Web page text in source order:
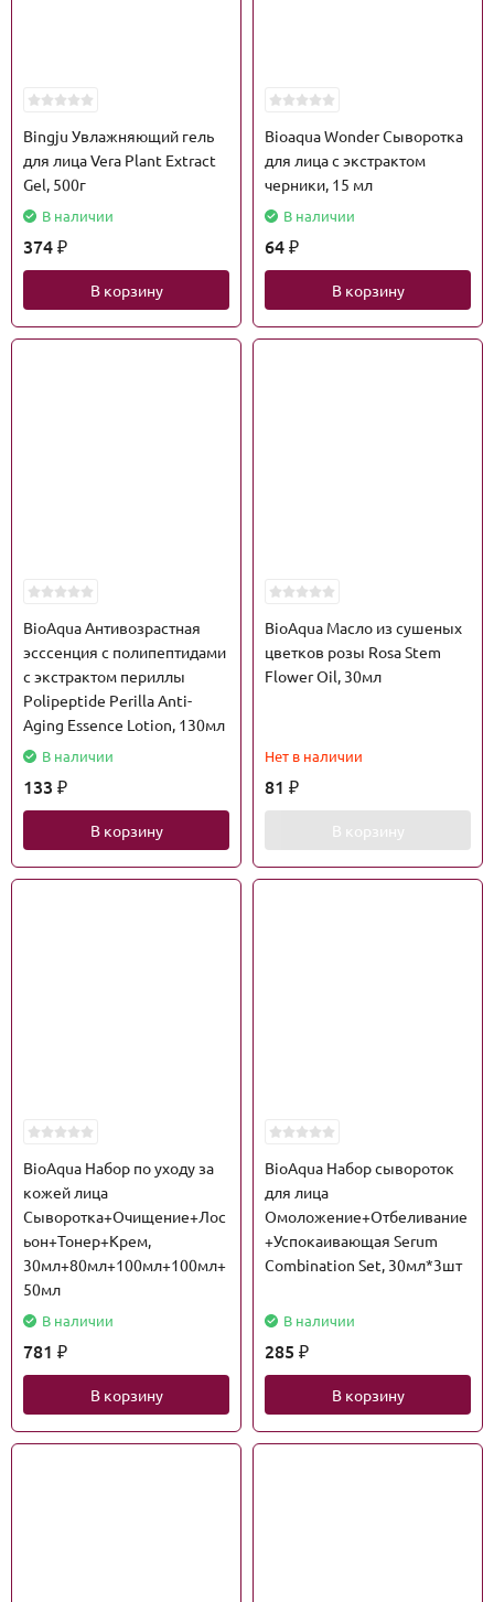
Bingju Увлажняющий гель
для лица Vera Plant Extract
Gel, 500г
В наличии
374 ₽
В корзину
Bioaqua Wonder Сыворотка
для лица с экстрактом
черники, 15 мл
В наличии
64 ₽
В корзину
BioAqua Антивозрастная
эсссенция с полипептидами
с экстрактом периллы
Polipeptide Perilla Anti-
Aging Essence Lotion, 130мл
В наличии
133 ₽
В корзину
BioAqua Масло из сушеных
цветков розы Rosa Stem
Flower Oil, 30мл
Нет в наличии
81 ₽
В корзину
BioAqua Набор по уходу за
кожей лица
Сыворотка+Очищение+Лос
ьон+Тонер+Крем,
30мл+80мл+100мл+100мл+
50мл
В наличии
781 ₽
В корзину
BioAqua Набор сывороток
для лица
Омоложение+Отбеливание
+Успокаивающая Serum
Combination Set, 30мл*3шт
В наличии
285 ₽
В корзину